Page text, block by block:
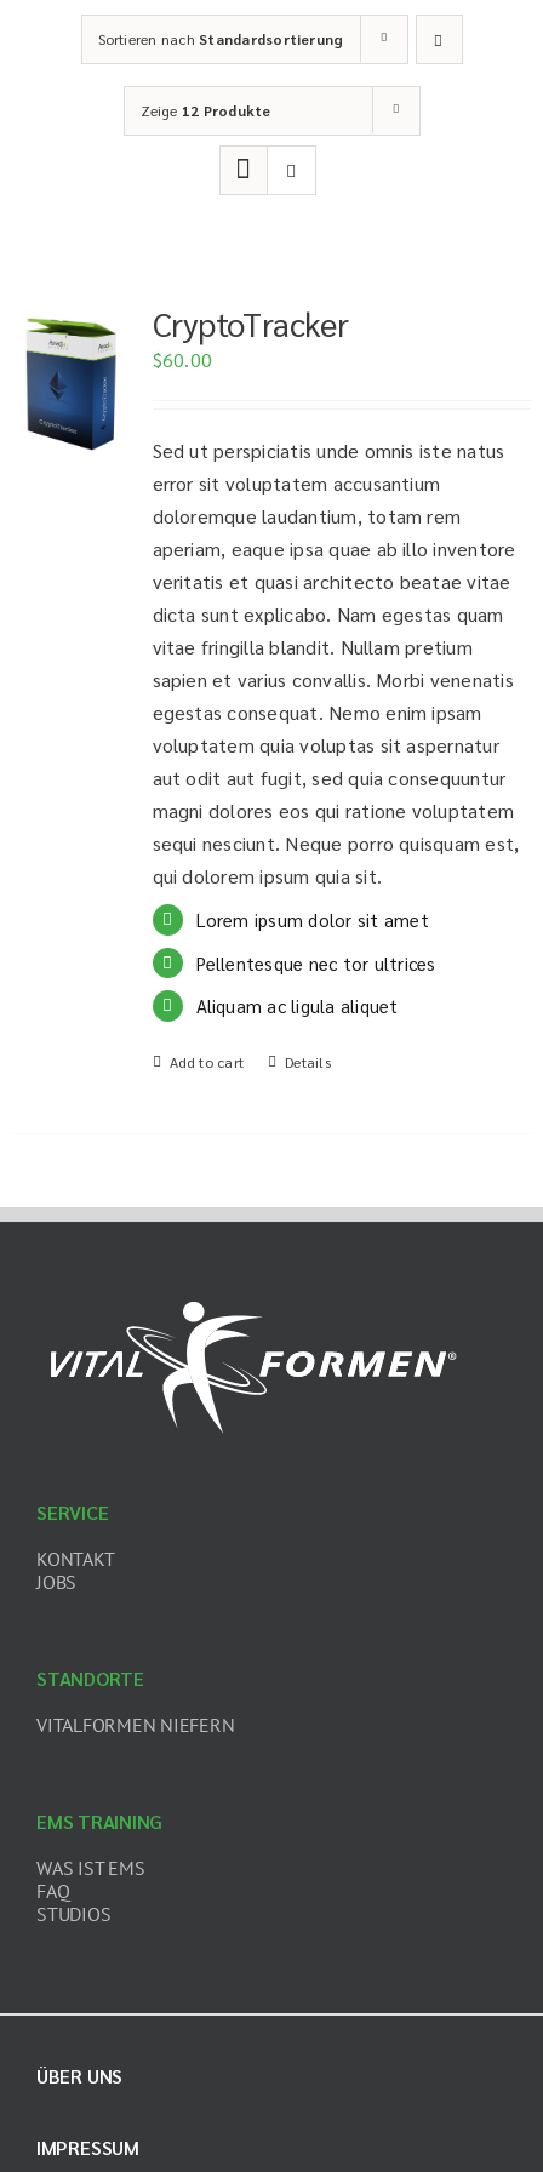
Sortieren nach Standardsortierung
Zeige 12 Produkte
CryptoTracker
$60.00
Sed ut perspiciatis unde omnis iste natus
error sit voluptatem accusantium
doloremque laudantium, totam rem
aperiam, eaque ipsa quae ab illo inventore
veritatis et quasi architecto beatae vitae
dicta sunt explicabo. Nam egestas quam
vitae fringilla blandit. Nullam pretium
sapien et varius convallis. Morbi venenatis
egestas consequat. Nemo enim ipsam
voluptatem quia voluptas sit aspernatur
aut odit aut fugit, sed quia consequuntur
magni dolores eos qui ratione voluptatem
sequi nesciunt. Neque porro quisquam est,
qui dolorem ipsum quia sit.
Lorem ipsum dolor sit amet
Pellentesque nec tor ultrices
Aliquam ac ligula aliquet
Add to cart Details
EMS TRAINING
WAS IST EMS
FAQ
STUDIOS
SERVICE
KONTAKT
JOBS
STANDORTE
VITALFORMEN NIEFERN
ÜBER UNS
IMPRESSUM